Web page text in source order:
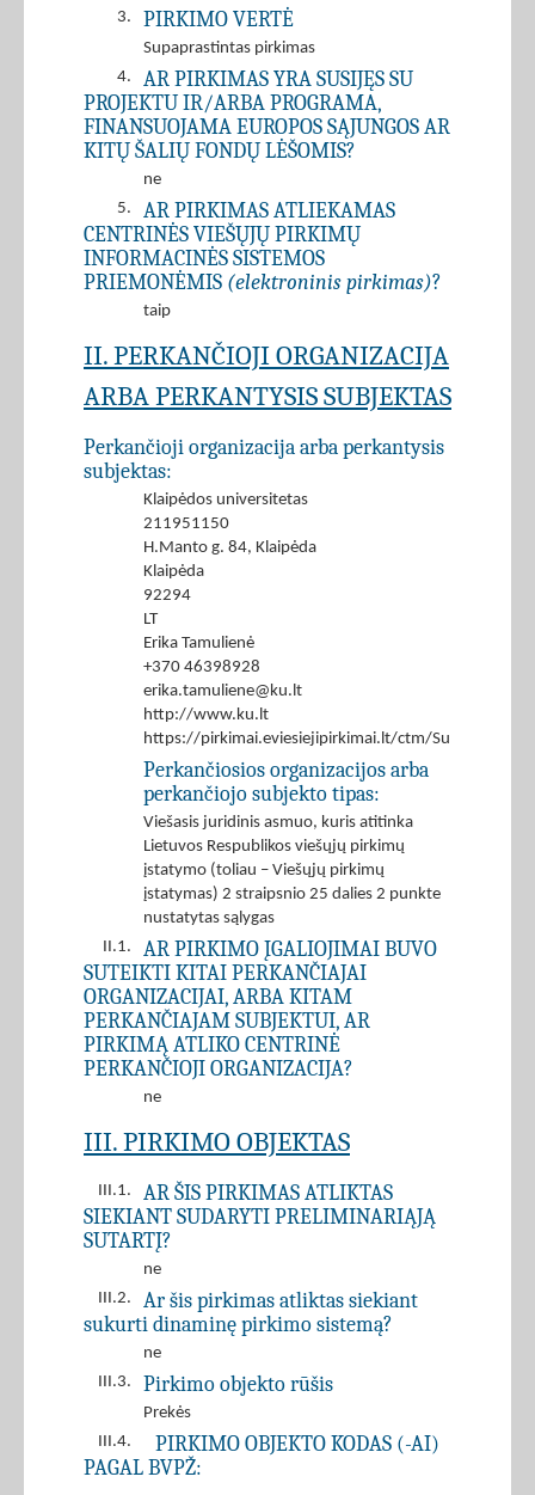
3.
PIRKIMO VERTĖ
Supaprastintas pirkimas
4.
AR PIRKIMAS YRA SUSIJĘS SU
PROJEKTU IR/ARBA PROGRAMA,
FINANSUOJAMA EUROPOS SĄJUNGOS AR
KITŲ ŠALIŲ FONDŲ LĖŠOMIS?
ne
5.
AR PIRKIMAS ATLIEKAMAS
CENTRINĖS VIEŠŲJŲ PIRKIMŲ
INFORMACINĖS SISTEMOS
PRIEMONĖMIS (elektroninis pirkimas)?
taip
II. PERKANČIOJI ORGANIZACIJA
ARBA PERKANTYSIS SUBJEKTAS
Perkančioji organizacija arba perkantysis
subjektas:
Klaipėdos universitetas
211951150
H.Manto g. 84, Klaipėda
Klaipėda
92294
LT
Erika Tamulienė
+370 46398928
erika.tamuliene@ku.lt
http://www.ku.lt
https://pirkimai.eviesiejipirkimai.lt/ctm/Supplier/
Perkančiosios organizacijos arba
perkančiojo subjekto tipas:
Viešasis juridinis asmuo, kuris atitinka
Lietuvos Respublikos viešųjų pirkimų
įstatymo (toliau – Viešųjų pirkimų
įstatymas) 2 straipsnio 25 dalies 2 punkte
nustatytas sąlygas
II.1.
AR PIRKIMO ĮGALIOJIMAI BUVO
SUTEIKTI KITAI PERKANČIAJAI
ORGANIZACIJAI, ARBA KITAM
PERKANČIAJAM SUBJEKTUI, AR
PIRKIMĄ ATLIKO CENTRINĖ
PERKANČIOJI ORGANIZACIJA?
ne
III. PIRKIMO OBJEKTAS
III.1.
AR ŠIS PIRKIMAS ATLIKTAS
SIEKIANT SUDARYTI PRELIMINARIĄJĄ
SUTARTĮ?
ne
III.2.
Ar šis pirkimas atliktas siekiant
sukurti dinaminę pirkimo sistemą?
ne
III.3.
Pirkimo objekto rūšis
Prekės
III.4.
PIRKIMO OBJEKTO KODAS (-AI)
PAGAL BVPŽ: